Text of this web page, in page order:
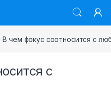
В чем фокус соотносится с
с